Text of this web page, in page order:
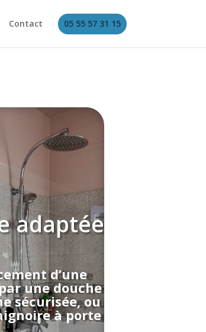
Contact 05 55 57 31 15
adaptée
d’une
une douche
sécurisée, ou
à porte